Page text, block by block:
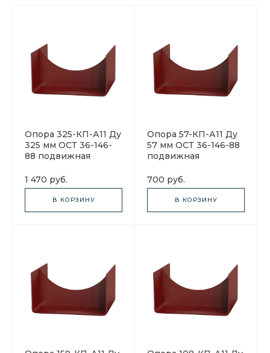
Опора 325-КП-А11 Ду
325 мм ОСТ 36-146-
88 подвижная
1 470 руб.
В КОРЗИНУ
Опора 57-КП-А11 Ду
57 мм ОСТ 36-146-88
подвижная
700 руб.
В КОРЗИНУ